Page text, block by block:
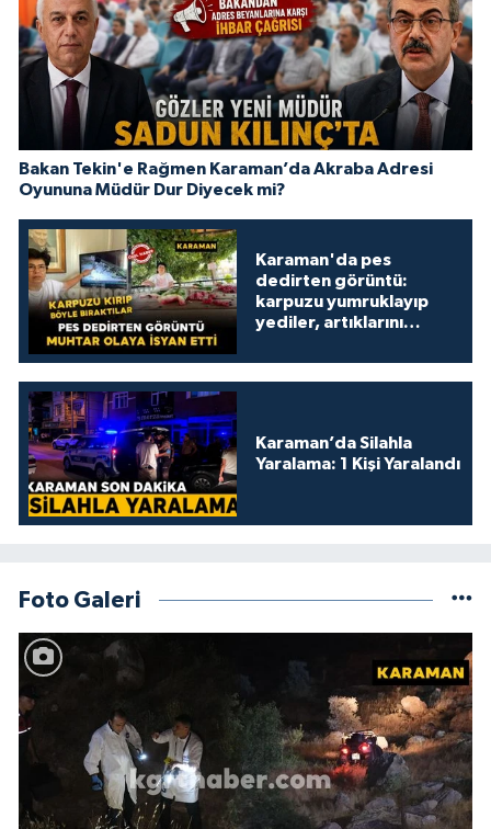
Bakan Tekin'e Rağmen Karaman’da Akraba Adresi
Oyununa Müdür Dur Diyecek mi?
Karaman'da pes
dedirten görüntü:
karpuzu yumruklayıp
yediler, artıklarını
Karaman’da Silahla
Yaralama: 1 Kişi Yaralandı
Foto Galeri